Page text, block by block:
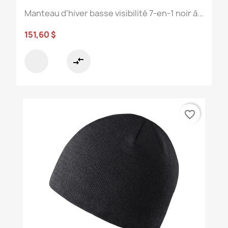
Manteau d’hiver basse visibilité 7-en-1 noir à...
151,60 $
compare_arrows
favorite_border